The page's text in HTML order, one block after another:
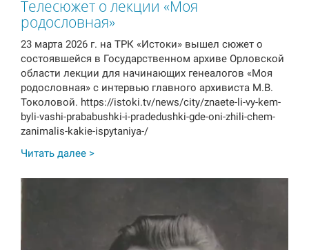
Телесюжет о лекции «Моя
родословная»
23 марта 2026 г. на ТРК «Истоки» вышел сюжет о
состоявшейся в Государственном архиве Орловской
области лекции для начинающих генеалогов «Моя
родословная» с интервью главного архивиста М.В.
Токоловой. https://istoki.tv/news/city/znaete-li-vy-kem-
byli-vashi-prababushki-i-pradedushki-gde-oni-zhili-chem-
zanimalis-kakie-ispytaniya-/
Читать далее >